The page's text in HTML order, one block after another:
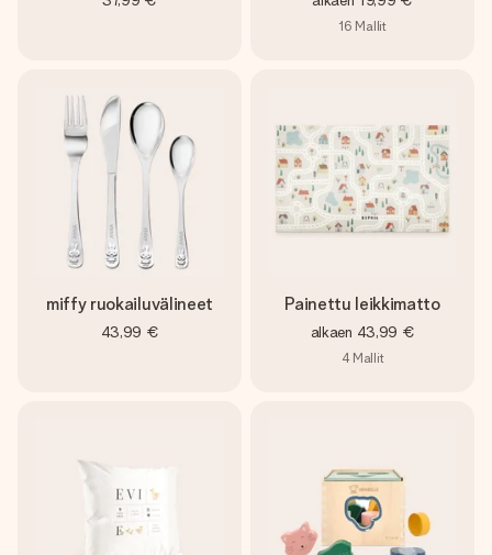
16 Mallit
miffy ruokailuvälineet
43,99 €
Painettu leikkimatto
alkaen 43,99 €
4 Mallit